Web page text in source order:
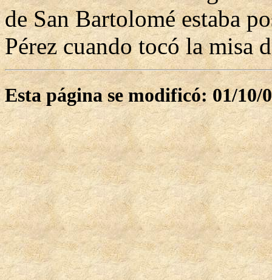
de San Bartolomé estaba
Pérez cuando tocó la misa
Esta página se modificó: 01/10/